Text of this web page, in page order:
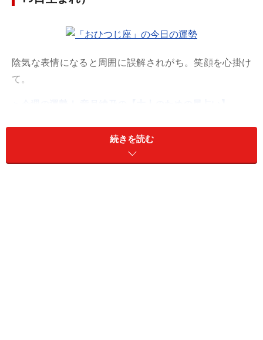
陰気な表情になると周囲に誤解されがち。笑顔を心掛け
て。
10位：かに座／蟹座（6月22日～7月22日生
続きを読む